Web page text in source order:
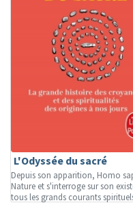
L'Odyssée du sacré
Depuis son apparition, Homo
Nature et s'interroge sur son
tous les grands courants